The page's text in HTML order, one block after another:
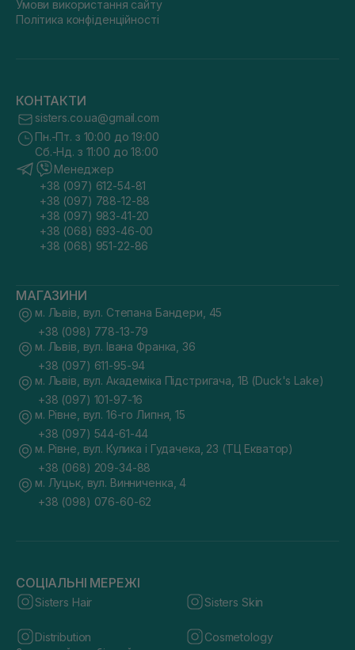
Умови використання сайту
Політика конфіденційності
КОНТАКТИ
sisters.co.ua@gmail.com
Пн.-Пт. з 10:00 до 19:00
Сб.-Нд. з 11:00 до 18:00
Менеджер
+38 (097) 612-54-81
+38 (097) 788-12-88
+38 (097) 983-41-20
+38 (068) 693-46-00
+38 (068) 951-22-86
МАГАЗИНИ
м. Львів, вул. Степана Бандери, 45
+38 (098) 778-13-79
м. Львів, вул. Івана Франка, 36
+38 (097) 611-95-94
м. Львів, вул. Академіка Підстригача, 1В (Duck's Lake)
+38 (097) 101-97-16
м. Рівне, вул. 16-го Липня, 15
+38 (097) 544-61-44
м. Рівне, вул. Кулика і Гудачека, 23 (ТЦ Екватор)
+38 (068) 209-34-88
м. Луцьк, вул. Винниченка, 4
+38 (098) 076-60-62
СОЦІАЛЬНІ МЕРЕЖІ
Sisters Hair Sisters Skin
Distribution Cosmetology